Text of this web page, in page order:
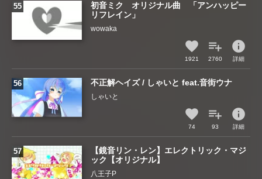
初音ミク オリジナル曲 「アンハッピー
リフレイン」
wowaka
1921 2760
info
詳細
不正解ヘイズ / しゃいと feat.音街ウナ
しゃいと
74 93
info
詳細
【鏡音リン・レン】エレクトリック・マジ
ック【オリジナル】
八王子P